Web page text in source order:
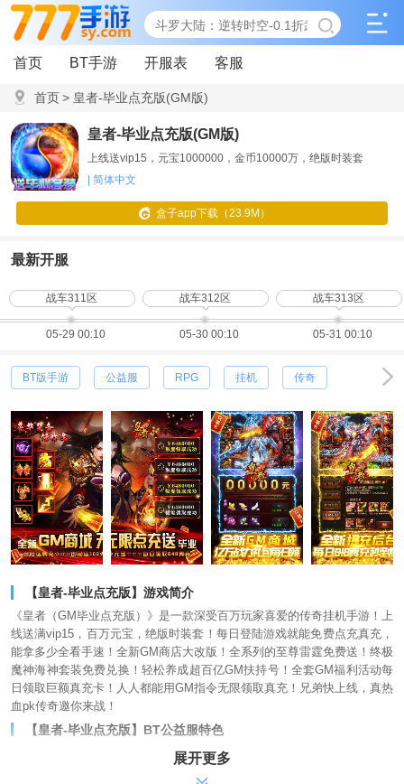
首页 BT手游 开服表 客服
首页> 皇者-毕业点充版(GM版)
皇者-毕业点充版(GM版)
上线送vip15，元宝1000000，金币10000万，绝版时装套
| 简体中文
盒子app下载（23.9M）
最新开服
战车311区
05-29 00:10
战车312区
05-30 00:10
战车313区
05-31 00:10
BT版手游 公益服 RPG 挂机 传奇
【皇者-毕业点充版】游戏简介
《皇者（GM毕业点充版）》是一款深受百万玩家喜爱的传奇挂机手游！上
线送满vip15，百万元宝，绝版时装套！每日登陆游戏就能免费点充真充，
能拿多少全看手速！全新GM商店大改版！全系列的至尊雷霆免费送！终极
魔神海神套装免费兑换！轻松养成超百亿GM扶持号！全套GM福利活动每
日领取巨额真充卡！人人都能用GM指令无限领取真充！兄弟快上线，真热
血pk传奇邀你来战！
【皇者-毕业点充版】BT公益服特色
-上线送vip15，元宝1000000，金币10000万，绝版时装套
-充值比例1:10000，首充20倍返利更送三大豪华投资
展开更多